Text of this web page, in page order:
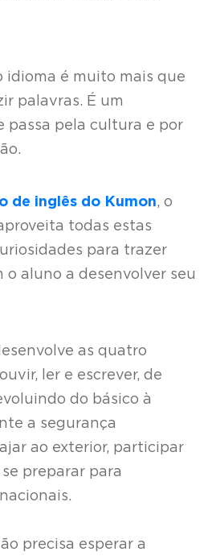
idioma é muito mais que
palavras. É um
passa pela cultura e por
de inglês do Kumon, o
todas estas
para trazer
o aluno a desenvolver seu
as quatro
ler e escrever, de
do básico à
a segurança
ao exterior, participar
preparar para
precisa esperar a